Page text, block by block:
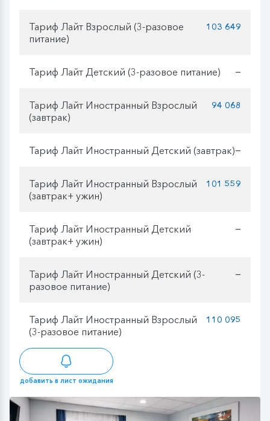
Тариф Лайт Взрослый (3-разовое
питание)
103 649
Тариф Лайт Детский (3-разовое питание) —
Тариф Лайт Иностранный Взрослый
(завтрак)
94 068
Тариф Лайт Иностранный Детский (завтрак)—
Тариф Лайт Иностранный Взрослый
(завтрак+ ужин)
101 559
Тариф Лайт Иностранный Детский
(завтрак+ ужин)
—
Тариф Лайт Иностранный Детский (3-
разовое питание)
—
Тариф Лайт Иностранный Взрослый
(3-разовое питание)
110 095
добавить в лист ожидания